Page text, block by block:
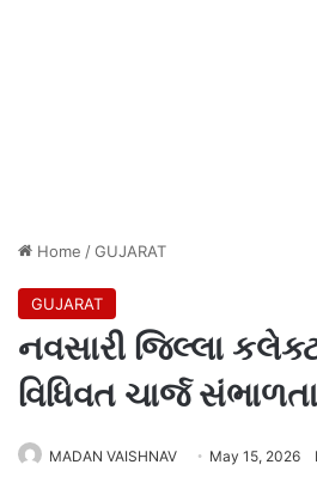
Home /GUJARAT
GUJARAT
નવસારી જિલ્લા
વિધિવત ચાર્જ
MADAN VAISHNAV May 15, 2026